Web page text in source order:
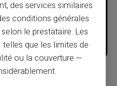
des services similaires
conditions générales
le prestataire. Les
que les limites de
ou la couverture —